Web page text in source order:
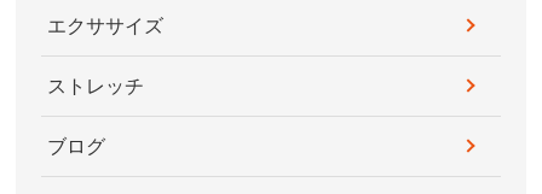
エクササイズ
ストレッチ
ブログ